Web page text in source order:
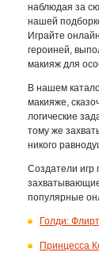
наблюдая за
нашей
Играйте
героиней,
макияж для
В нашем
макияже,
логические
тому же
никого
Создатели игр
популярные
Голди:
Принцесса